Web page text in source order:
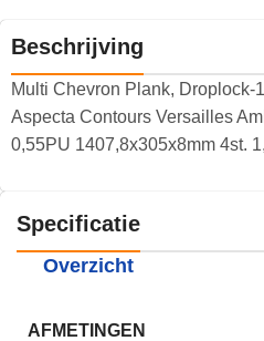
Beschrijving
Multi Chevron Plank, Droplock-
Aspecta Contours Versailles
0,55PU 1407,8x305x8mm 4st.
Specificatie
Overzicht
AFMETINGEN